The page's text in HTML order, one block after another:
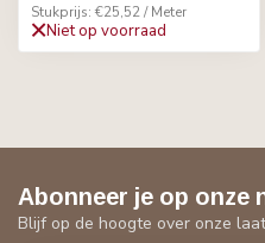
Stukprijs: €25,52 / Meter
Niet op voorraad
Abonneer je op onze
Blijf op de hoogte over onze